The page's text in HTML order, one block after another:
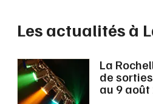
Les actualités à
La
de
au 9 août